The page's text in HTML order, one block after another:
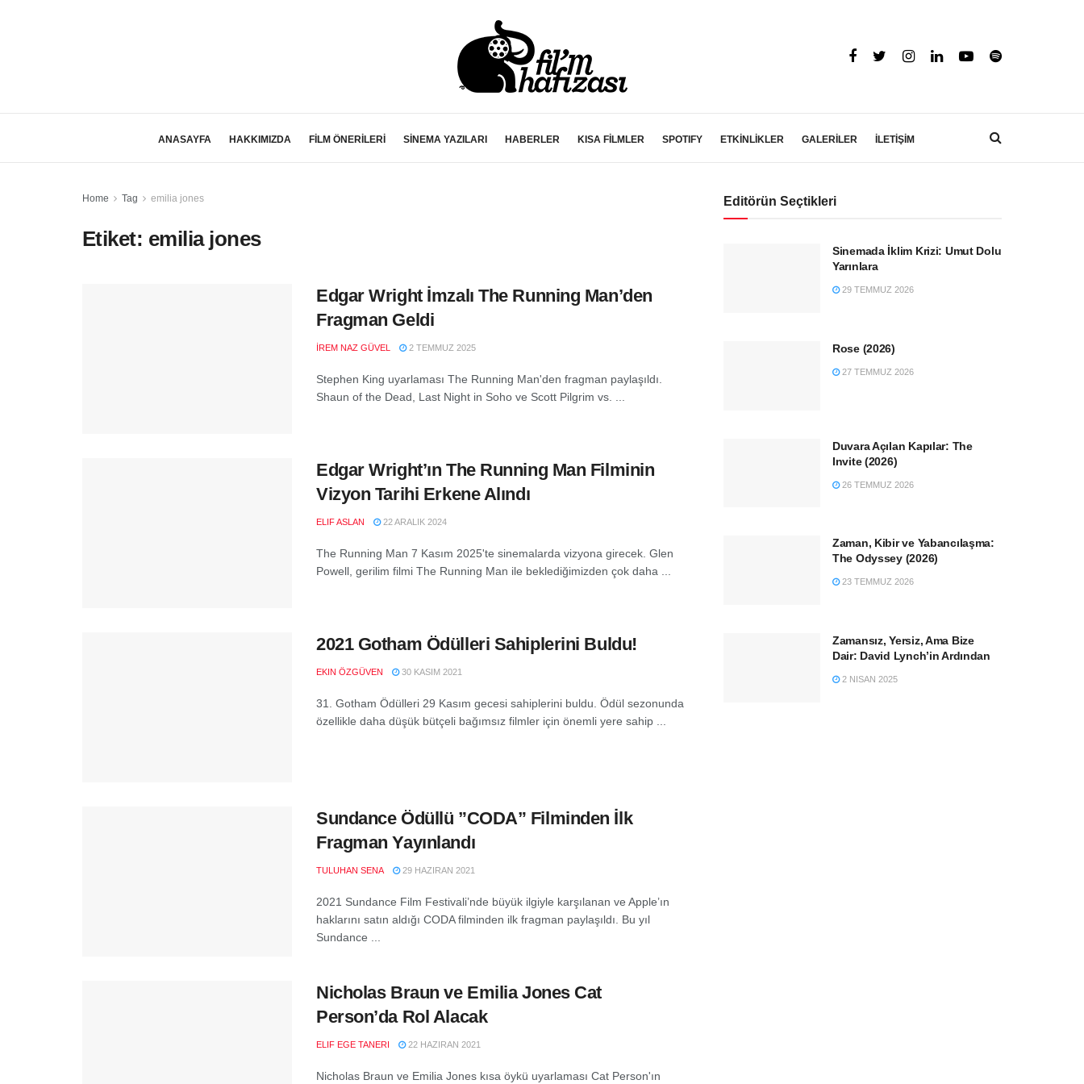
ANASAYFA HAKKIMIZDA FİLM ÖNERİLERİ SİNEMA YAZILARI HABERLER KISA FİLMLER SPOTIFY ETKİNLİKLER GALERİLER İLETİŞİM
Home Tag emilia jones
Etiket: emilia jones
Edgar Wright İmzalı The Running Man’den
Fragman Geldi
İREM NAZ GÜVEL 2 TEMMUZ 2025
Stephen King uyarlaması The Running Man'den fragman paylaşıldı.
Shaun of the Dead, Last Night in Soho ve Scott Pilgrim vs. ...
Edgar Wright’ın The Running Man Filminin
Vizyon Tarihi Erkene Alındı
ELIF ASLAN 22 ARALIK 2024
The Running Man 7 Kasım 2025'te sinemalarda vizyona girecek. Glen
Powell, gerilim filmi The Running Man ile beklediğimizden çok daha ...
2021 Gotham Ödülleri Sahiplerini Buldu!
EKIN ÖZGÜVEN 30 KASIM 2021
31. Gotham Ödülleri 29 Kasım gecesi sahiplerini buldu. Ödül sezonunda
özellikle daha düşük bütçeli bağımsız filmler için önemli yere sahip ...
Sundance Ödüllü ”CODA” Filminden İlk
Fragman Yayınlandı
TULUHAN SENA 29 HAZIRAN 2021
2021 Sundance Film Festivali’nde büyük ilgiyle karşılanan ve Apple’ın
haklarını satın aldığı CODA filminden ilk fragman paylaşıldı. Bu yıl
Sundance ...
Nicholas Braun ve Emilia Jones Cat
Person’da Rol Alacak
ELIF EGE TANERI 22 HAZIRAN 2021
Nicholas Braun ve Emilia Jones kısa öykü uyarlaması Cat Person'ın
Editörün Seçtikleri
Sinemada İklim Krizi: Umut Dolu
Yarınlara
29 TEMMUZ 2026
Rose (2026)
27 TEMMUZ 2026
Duvara Açılan Kapılar: The
Invite (2026)
26 TEMMUZ 2026
Zaman, Kibir ve Yabancılaşma:
The Odyssey (2026)
23 TEMMUZ 2026
Zamansız, Yersiz, Ama Bize
Dair: David Lynch’in Ardından
2 NISAN 2025